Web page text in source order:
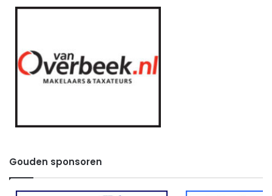
Gouden sponsoren